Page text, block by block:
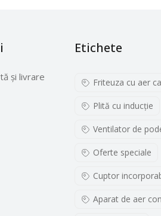
și livrare
Etichete
Friteuza cu aer
Plită cu inducţie
Ventilator de
Oferte speciale
Cuptor
Aparat de aer